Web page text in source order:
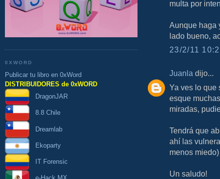
0XWORD
Publicar tu libro en 0xWord
DISTRIBUIDORES de 0xWORD
DragonJAR
8.8 Chile
Dreamlab
Ekoparty
IT Forensic
multa por
Aunque haga
lado bueno,
23/2/11
Juanla dijo...
Ya ves lo que
esque
miradas,
Tendrá que
ahí las
menos miedo)
Un saludo!